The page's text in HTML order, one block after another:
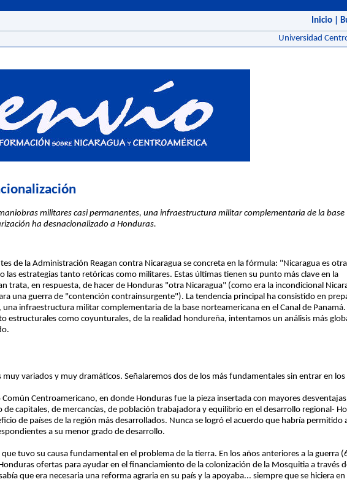
Inicio
Universidad
militares casi permanentes, una infraestructura militar complementaria de la base
ha desnacionalizado a Honduras.
de la Administración Reagan contra Nicaragua se concreta en la fórmula: "Nicaragua es
las estrategias tanto retóricas como militares. Estas últimas tienen su punto más clave en la
trata, en respuesta, de hacer de Honduras "otra Nicaragua" (como era la incondicional
una guerra de "contención contrainsurgente"). La tendencia principal ha consistido en
infraestructura militar complementaria de la base norteamericana en el Canal de Panamá.
estructurales como coyunturales, de la realidad hondureña, intentamos un análisis más
variados y muy dramáticos. Señalaremos dos de los más fundamentales sin entrar en los
Centroamericano, en donde Honduras fue la pieza insertada con mayores
capitales, de mercancías, de población trabajadora y equilibrio en el desarrollo regional-
de países de la región más desarrollados. Nunca se logró el acuerdo que habría permitido
a su menor grado de desarrollo.
tuvo su causa fundamental en el problema de la tierra. En los años anteriores a la guerra
ofertas para ayudar en el financiamiento de la colonización de la Mosquitia a través
que era necesaria una reforma agraria en su país y la apoyaba... siempre que se hiciera